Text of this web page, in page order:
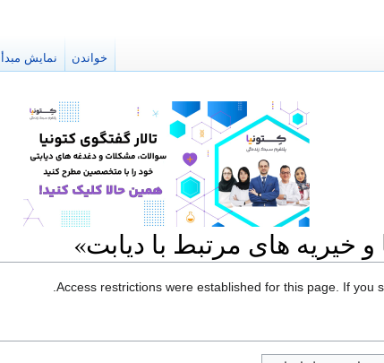
خیریه های مرتبط با دیابت»
Access restrictions were established for this page. If you
خواندن نمایش مبدأ